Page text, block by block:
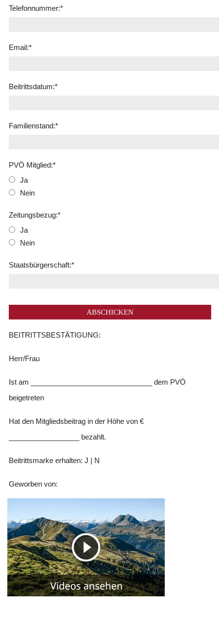
Telefonnummer:*
Email:*
Beitrittsdatum:*
Familienstand:*
PVÖ Mitglied:*
Ja
Nein
Zeitungsbezug:*
Ja
Nein
Staatsbürgerschaft:*
BEITRITTSBESTÄTIGUNG:
Herr/Frau
Ist am _______________________________ dem PVÖ
beigetreten
Hat den Mitgliedsbeitrag in der Höhe von €
__________________ bezahlt.
Beitrittsmarke erhalten: J | N
Geworben von: